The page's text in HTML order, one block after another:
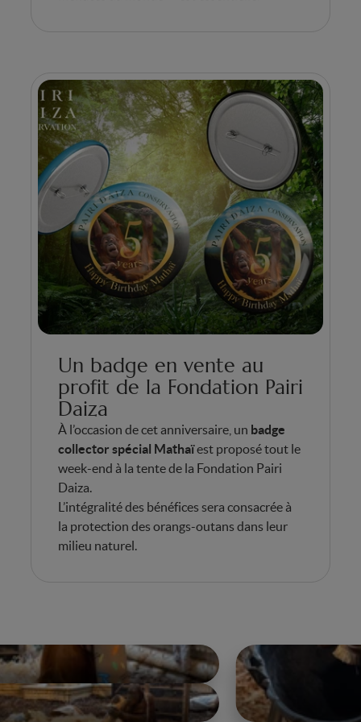
Un badge en vente au
profit de la Fondation Pairi
Daiza
À l’occasion de cet anniversaire, un badge
collector spécial Mathaïest proposé tout le
week-end à la tente de la Fondation Pairi
Daiza.
L’intégralité des bénéfices sera consacrée à
la protection des orangs-outans dans leur
milieu naturel.